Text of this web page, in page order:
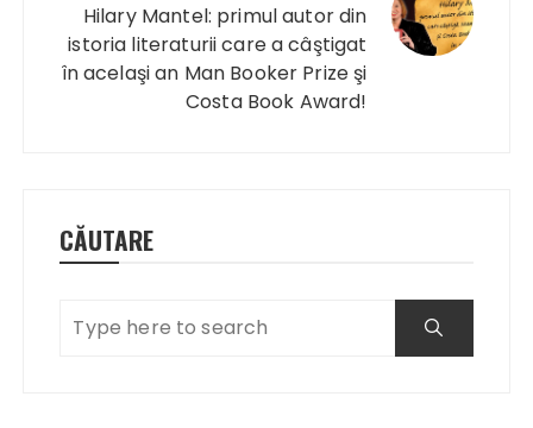
Hilary Mantel: primul autor din
istoria literaturii care a câştigat
în acelaşi an Man Booker Prize şi
Costa Book Award!
CĂUTARE